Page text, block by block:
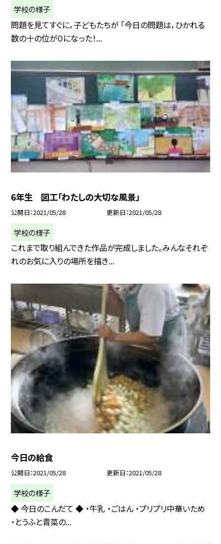
学校の様子
問題を見てすぐに，子どもたちが 「今日の問題は，ひかれる
数の十の位が０になった！...
6年生 図工「わたしの大切な風景」
公開日 2021/05/28 更新日 2021/05/28
学校の様子
これまで取り組んできた作品が完成しました。みんなそれぞ
れのお気に入りの場所を描き...
今日の給食
公開日 2021/05/28 更新日 2021/05/28
学校の様子
◆ 今日のこんだて ◆ ・牛乳 ・ごはん ・プリプリ中華いため
・とうふと青菜の...